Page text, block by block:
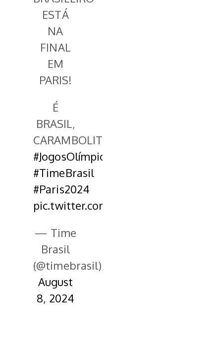
ESTÁ
NA
FINAL
EM
PARIS!
É
BRASIL,
CARAMBOLITAAAAAAAAAS!
#JogosOlímpicos
#TimeBrasil
#Paris2024
pic.twitter.com/XbVmoZcWcL
— Time
Brasil
(@timebrasil)
August
8, 2024